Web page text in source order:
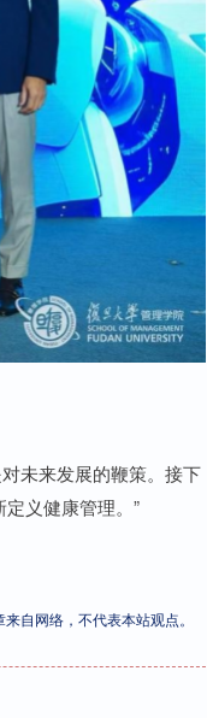
未来发展的鞭策。接下
义健康管理。”
自网络，不代表本站观点。